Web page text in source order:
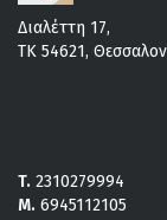
Διαλέττη 17,
ΤΚ 54621,
T. 2310279994
M. 6945112105